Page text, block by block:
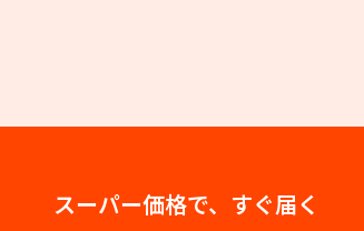
スーパー価格で、すぐ届く